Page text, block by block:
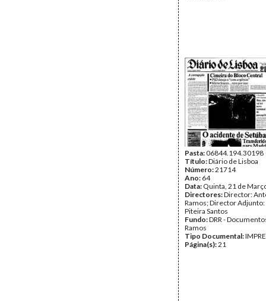
Pasta:06844.194.30198
Título:Diário de Lisboa
Número:21714
Ano: 64
Data: Quinta, 21 de
Directores:Director:
Ramos; Director
Piteira Santos
Fundo:DRR -
Ramos
Tipo Documental:
Página(s):21